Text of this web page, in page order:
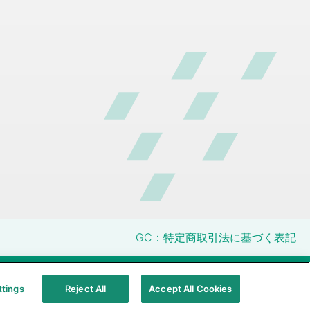
GC：特定商取引法に基づく表記
性に関する指針 クアラルンプール原則対応方針
Reject All Accept All Cookies